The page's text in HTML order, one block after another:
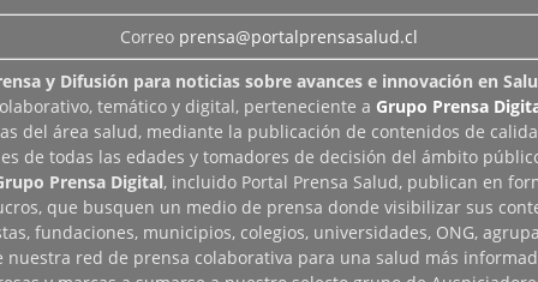
Correo prensa@portalprensasalud.cl
y Difusión para noticias sobre avances e innovación en
temático y digital, perteneciente a Grupo Prensa
del área salud, mediante la publicación de contenidos de
de todas las edades y tomadores de decisión del ámbito
Prensa Digital, incluido Portal Prensa Salud, publican en
que busquen un medio de prensa donde visibilizar sus
fundaciones, municipios, colegios, universidades, ONG,
red de prensa colaborativa para una salud más